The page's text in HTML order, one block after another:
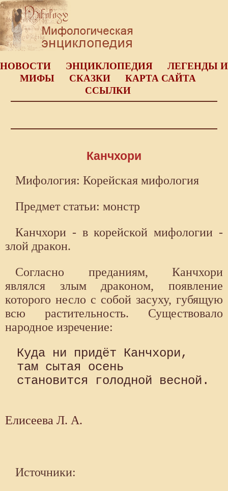
НОВОСТИ ЭНЦИКЛОПЕДИЯ
ЛЕГЕНДЫ И
МИФЫ
СКАЗКИ
КАРТА САЙТА
ССЫЛКИ
Канчхори
Мифология: Корейская мифология
Предмет статьи: монстр
Канчхори - в корейской мифологии -
злой дракон.
Согласно преданиям, Канчхори
являлся злым драконом, появление
которого несло с собой засуху, губящую
всю растительность. Существовало
народное изречение:
Куда ни придёт Канчхори,
там сытая осень
становится голодной весной.
Елисеева Л. А.
Источники: